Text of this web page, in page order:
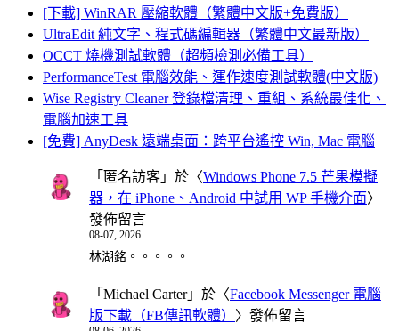
[下載] WinRAR 壓縮軟體（繁體中文版+免費版）
UltraEdit 純文字、程式碼編輯器（繁體中文最新版）
OCCT 燒機測試軟體（超頻檢測必備工具）
PerformanceTest 電腦效能、運作速度測試軟體(中文版)
Wise Registry Cleaner 登錄檔清理、重組、系統最佳化、
電腦加速工具
[免費] AnyDesk 遠端桌面：跨平台遙控 Win, Mac 電腦
「 匿名訪客 」於〈Windows Phone 7.5 芒果模擬
器，在 iPhone、Android 中試用 WP 手機介面〉
發佈留言
08-07, 2026
林湖銘。。。。。
「 Michael Carter」於〈Facebook Messenger 電腦
版下載（FB傳訊軟體） 〉發佈留言